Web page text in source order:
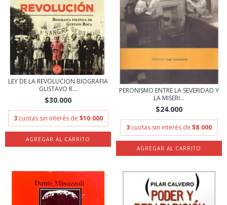
LEY DE LA REVOLUCION BIOGRAFIA
GUSTAVO R...
$30.000
3 cuotas sin interés de $10.000
PERONISMO ENTRE LA SEVERIDAD Y
LA MISERI...
$24.000
3 cuotas sin interés de $8.000